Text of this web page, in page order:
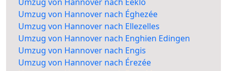
Umzug von Hannover nach Éghezée
Umzug von Hannover nach Ellezelles
Umzug von Hannover nach Enghien Edingen
Umzug von Hannover nach Engis
Umzug von Hannover nach Érezée